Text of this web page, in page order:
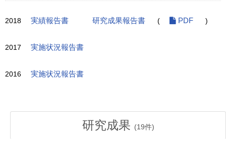
2018 実績報告書 研究成果報告書 ( PDF )
2017 実施状況報告書
2016 実施状況報告書
研究成果 (19件)